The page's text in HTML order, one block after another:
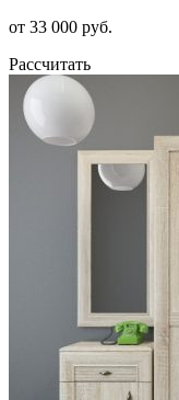
от 33 000 руб.
Рассчитать